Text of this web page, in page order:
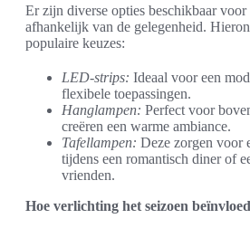
Er zijn diverse opties beschikbaar
afhankelijk van de gelegenheid.
populaire keuzes:
LED-strips: Ideaal voor een
flexibele toepassingen.
Hanglampen: Perfect voor
creëren een warme ambiance.
Tafellampen: Deze zorgen voor
tijdens een romantisch diner of
vrienden.
Hoe verlichting het seizoen